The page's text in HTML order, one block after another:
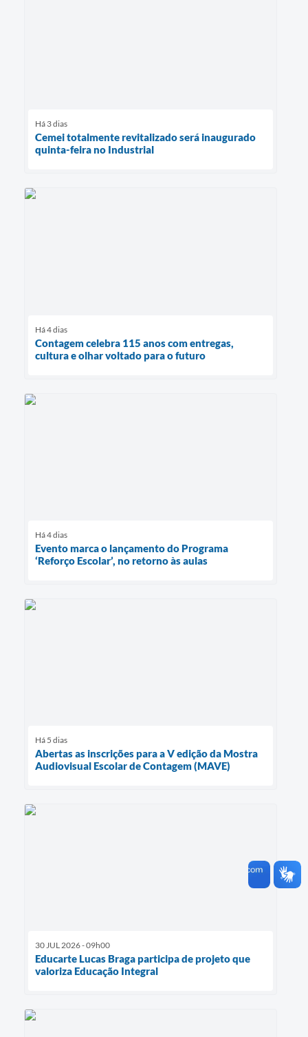
Há 3 dias
Cemei totalmente revitalizado será inaugurado
quinta-feira no Industrial
Há 4 dias
Contagem celebra 115 anos com entregas,
cultura e olhar voltado para o futuro
Há 4 dias
Evento marca o lançamento do Programa
‘Reforço Escolar’, no retorno às aulas
Há 5 dias
Abertas as inscrições para a V edição da Mostra
Audiovisual Escolar de Contagem (MAVE)
30 JUL 2026 - 09h00
Educarte Lucas Braga participa de projeto que
valoriza Educação Integral